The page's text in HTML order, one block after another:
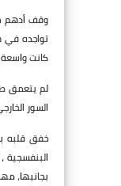
وقف أدهم
تواجده في
كانت واسعة
لم يتعمق
السور
خفق قلبه
البنفسجية
بجانبها،